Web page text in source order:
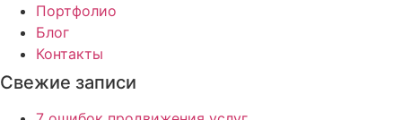
Портфолио
Блог
Контакты
Свежие записи